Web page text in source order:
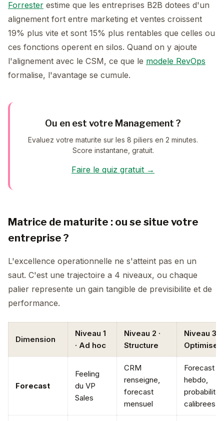
Forrester estime que les entreprises B2B dotees d'un
alignement fort entre marketing et ventes croissent
19% plus vite et sont 15% plus rentables que celles ou
ces fonctions operent en silos. Quand on y ajoute
l'alignement avec le CSM, ce que le modele RevOps
formalise, l'avantage se cumule.
Ou en est votre Management ?
Evaluez votre maturite sur les 8 piliers en 2 minutes.
Score instantane, gratuit.
Faire le quiz gratuit →
Matrice de maturite : ou se situe votre
entreprise ?
L'excellence operationnelle ne s'atteint pas en un
saut. C'est une trajectoire a 4 niveaux, ou chaque
palier represente un gain tangible de previsibilite et de
performance.
Dimension
Niveau 1
· Ad hoc
Niveau 2 ·
Structure
Niveau 3 ·
Optimise
Forecast
Feeling
du VP
Sales
CRM
renseigne,
forecast
mensuel
Forecast
hebdo,
probabilites
calibrees